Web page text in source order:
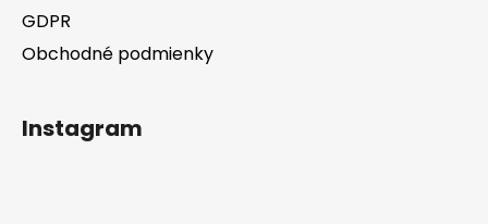
GDPR
Obchodné podmienky
Instagram